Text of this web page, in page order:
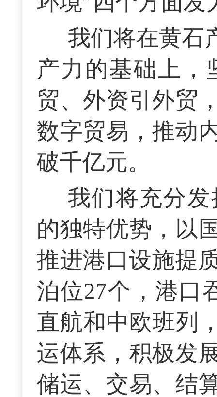
我们将在黄石
产力的基础上，
贸、外资引外贸
数字贸易，推动
破千亿元。
我们将充分
的独特优势，以
推进港口设施提
泊位27个，港口
直航和中欧班列
运体系，积极发
储运、交易、结